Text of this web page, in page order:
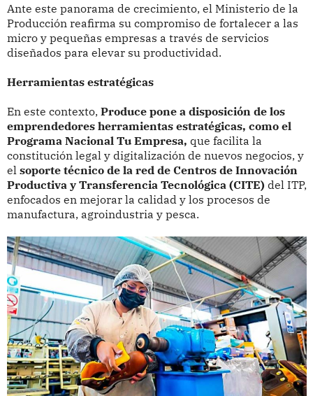
Ante este panorama de crecimiento, el Ministerio de la
Producción reafirma su compromiso de fortalecer a las
micro y pequeñas empresas a través de servicios
diseñados para elevar su productividad.
Herramientas estratégicas
En este contexto, Produce pone a disposición de los
emprendedores herramientas estratégicas, como el
Programa Nacional Tu Empresa, que facilita la
constitución legal y digitalización de nuevos negocios, y
el soporte técnico de la red de Centros de Innovación
Productiva y Transferencia Tecnológica (CITE) del ITP,
enfocados en mejorar la calidad y los procesos de
manufactura, agroindustria y pesca.